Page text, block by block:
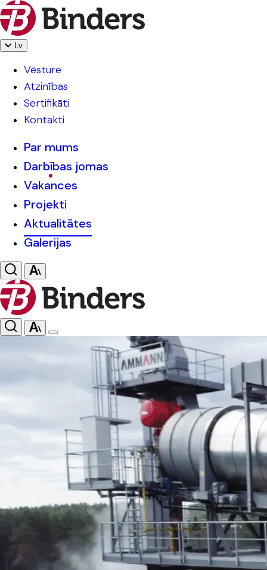
Lv
Vēsture
Atzinības
Sertifikāti
Kontakti
Par mums
Darbības jomas
Vakances
Projekti
Aktualitātes
Galerijas